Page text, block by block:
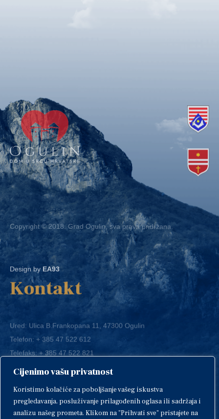
Cijenimo vašu privatnost
Koristimo kolačiće za poboljšanje vašeg iskustva
pregledavanja, posluživanje prilagođenih oglasa ili sadržaja i
analizu našeg prometa. Klikom na "Prihvati sve" pristajete na
Copyright © 2018. Grad Ogulin, sva prava pridržana.
Design byEA93
Kontakt
Ured: Ulica B.Frankopana 11, 47300 Ogulin
Telefon:+ 385 47 522 612
Telefaks:+ 385 47 522 821
E-mail:grad-ogulin@ogulin.hr